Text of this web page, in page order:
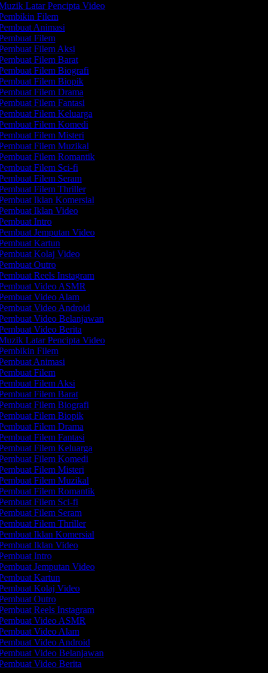
Latar Pencipta Video
Filem
Animasi
Filem
Filem Aksi
Filem Barat
Filem Biografi
Filem Biopik
Filem Drama
Filem Fantasi
Filem Keluarga
Filem Komedi
Filem Misteri
Filem Muzikal
Filem Romantik
Filem Sci-fi
Filem Seram
Filem Thriller
Iklan Komersial
Iklan Video
Intro
Jemputan Video
Kartun
Kolaj Video
Outro
Reels Instagram
Video ASMR
Video Alam
Video Android
Video Belanjawan
Video Berita
Latar Pencipta Video
Filem
Animasi
Filem
Filem Aksi
Filem Barat
Filem Biografi
Filem Biopik
Filem Drama
Filem Fantasi
Filem Keluarga
Filem Komedi
Filem Misteri
Filem Muzikal
Filem Romantik
Filem Sci-fi
Filem Seram
Filem Thriller
Iklan Komersial
Iklan Video
Intro
Jemputan Video
Kartun
Kolaj Video
Outro
Reels Instagram
Video ASMR
Video Alam
Video Android
Video Belanjawan
Video Berita